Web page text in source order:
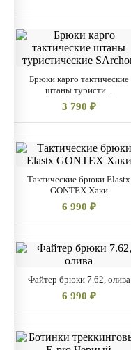
Брюки карго тактические
штаны туристи...
3 790 ₽
Тактические брюки Elastx
GONTEX Хаки
6 990 ₽
Файтер брюки 7.62, олива
6 990 ₽